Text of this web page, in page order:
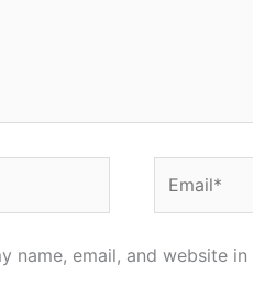
name, email, and website